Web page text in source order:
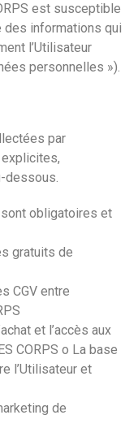
est susceptible
informations qui
l’Utilisateur
personnelles »).
par
explicites,
dessous.
obligatoires et
gratuits de
CGV entre
et l’accès aux
CORPS o La base
l’Utilisateur et
de